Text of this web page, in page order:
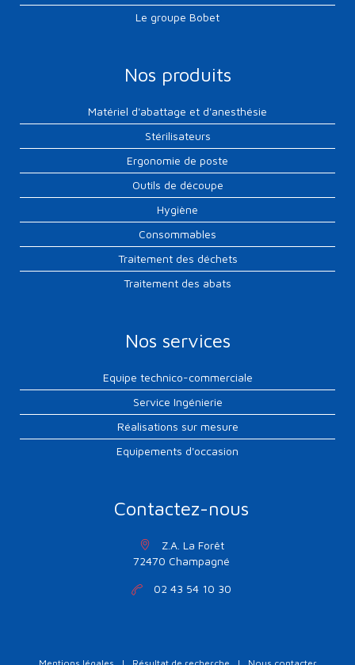
Le groupe Bobet
Nos produits
Matériel d'abattage et d'anesthésie
Stérilisateurs
Ergonomie de poste
Outils de découpe
Hygiène
Consommables
Traitement des déchets
Traitement des abats
Nos services
Equipe technico-commerciale
Service Ingénierie
Réalisations sur mesure
Equipements d'occasion
Contactez-nous
Z.A. La Forêt
72470 Champagné
02 43 54 10 30